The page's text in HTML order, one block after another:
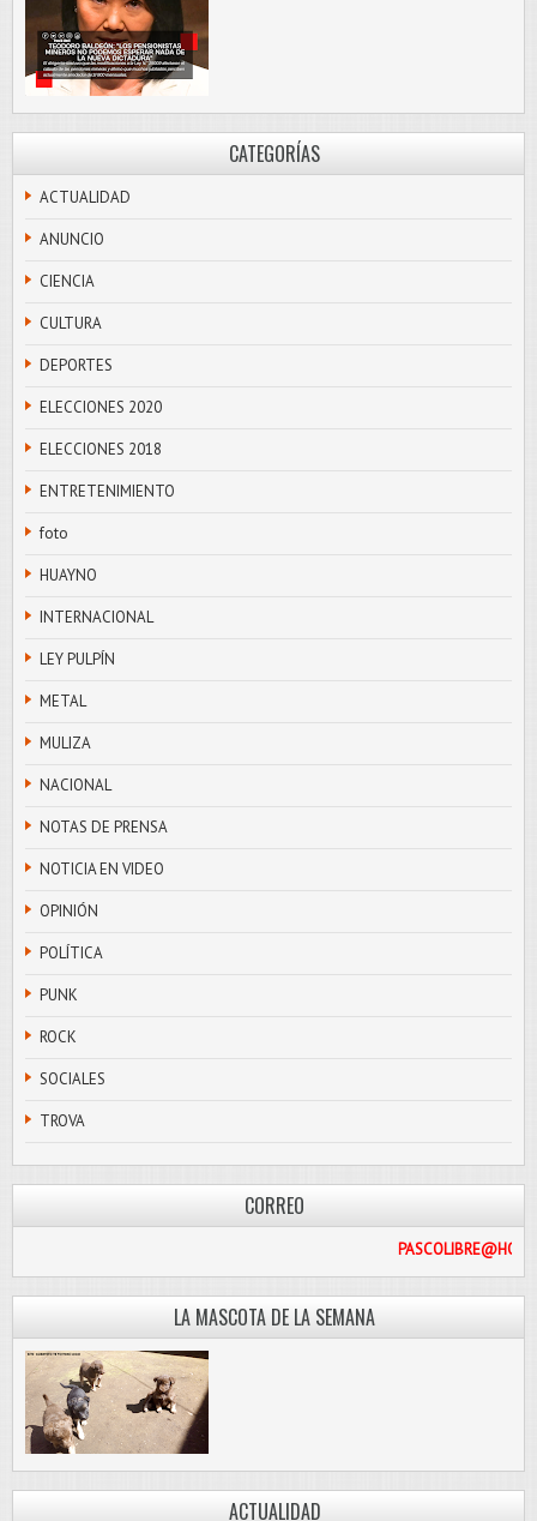
CATEGORÍAS
ACTUALIDAD
ANUNCIO
CIENCIA
CULTURA
DEPORTES
ELECCIONES 2020
ELECCIONES 2018
ENTRETENIMIENTO
foto
HUAYNO
INTERNACIONAL
LEY PULPÍN
METAL
MULIZA
NACIONAL
NOTAS DE PRENSA
NOTICIA EN VIDEO
OPINIÓN
POLÍTICA
PUNK
ROCK
SOCIALES
TROVA
CORREO
LA MASCOTA DE LA SEMANA
ACTUALIDAD